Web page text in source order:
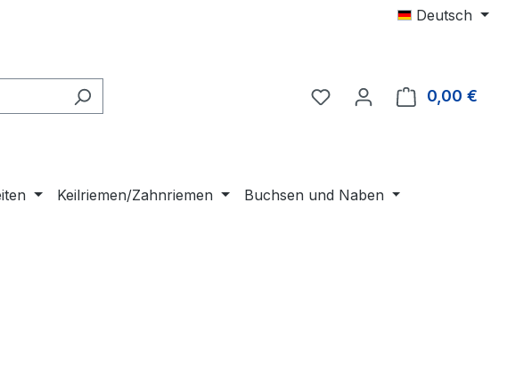
Deutsch
0,00 €
Keilriemen/Zahnriemen
Buchsen und Naben